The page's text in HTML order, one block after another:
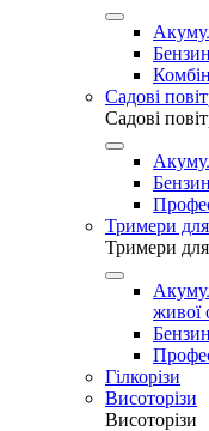
Садові
Садові
Тримери
Тримери
живої
Гілкорізи
Висоторізи
Висоторізи